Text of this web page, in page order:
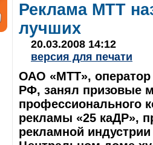
Реклама МТТ
лучших
20.03.2008 14:12
версия для печати
ОАО «МТТ»,
РФ, занял призовые
профессионального
рекламы «25 каДР»,
рекламной